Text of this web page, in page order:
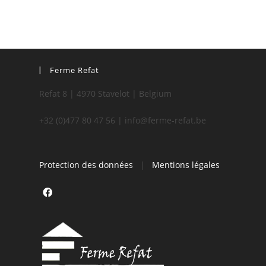
Ferme Refat
Refat 8 | 4970 Stavelot | Belgium
+32 (0)477 80 47 56 | info@ferme-refat.be
Protection des données | Mentions légales